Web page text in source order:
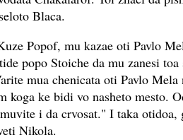
Blaca.
Popof, mu kazae oti Pavlo
popo Stoiche da mu zanesi
mua chenicata oti Pavlo Mela
koga ke bidi vo nasheto mesto.
i da crvosat." I taka otidoa,
Nikola.